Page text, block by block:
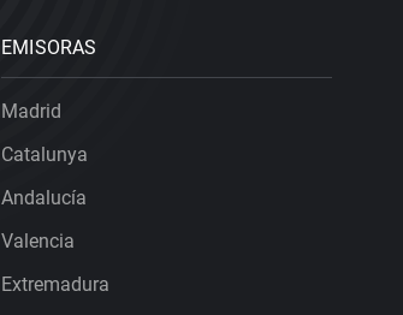
EMISORAS
Madrid
Catalunya
Andalucía
Valencia
Extremadura